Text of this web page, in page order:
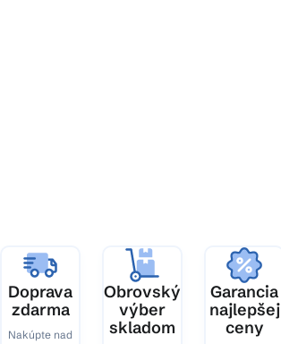
Doprava
zdarma
Nakúpte nad
Obrovský
výber
skladom
Garancia
najlepšej
ceny